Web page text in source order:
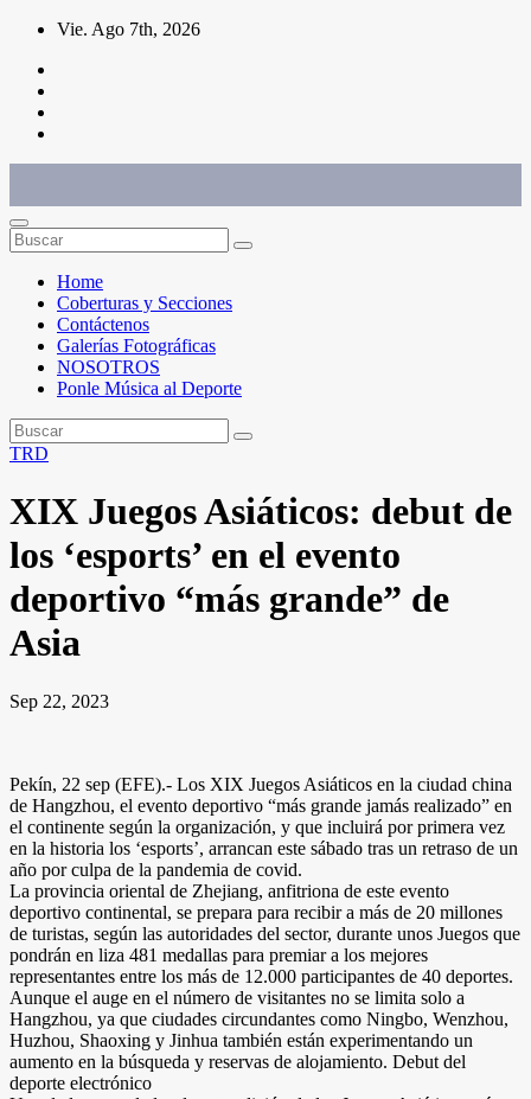
Saltar
contenido
Vie. Ago 7th, 2026
Home
Coberturas y Secciones
Contáctenos
Galerías Fotográficas
NOSOTROS
Ponle Música al Deporte
TRD
XIX Juegos Asiáticos: debut de
los ‘esports’ en el evento
deportivo “más grande” de
Asia
Sep 22, 2023
Pekín, 22 sep (EFE).- Los XIX Juegos Asiáticos en la ciudad china
de Hangzhou, el evento deportivo “más grande jamás realizado” en
el continente según la organización, y que incluirá por primera vez
en la historia los ‘esports’, arrancan este sábado tras un retraso de un
año por culpa de la pandemia de covid.
La provincia oriental de Zhejiang, anfitriona de este evento
deportivo continental, se prepara para recibir a más de 20 millones
de turistas, según las autoridades del sector, durante unos Juegos que
pondrán en liza 481 medallas para premiar a los mejores
representantes entre los más de 12.000 participantes de 40 deportes.
Aunque el auge en el número de visitantes no se limita solo a
Hangzhou, ya que ciudades circundantes como Ningbo, Wenzhou,
Huzhou, Shaoxing y Jinhua también están experimentando un
aumento en la búsqueda y reservas de alojamiento. Debut del
deporte electrónico